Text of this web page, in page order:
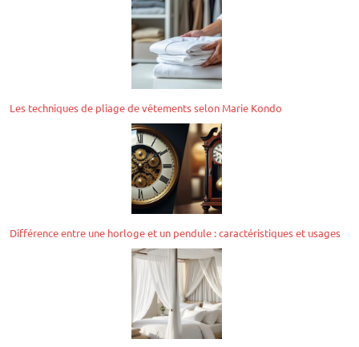
Les techniques de pliage de vêtements selon Marie Kondo
Différence entre une horloge et un pendule : caractéristiques et usages